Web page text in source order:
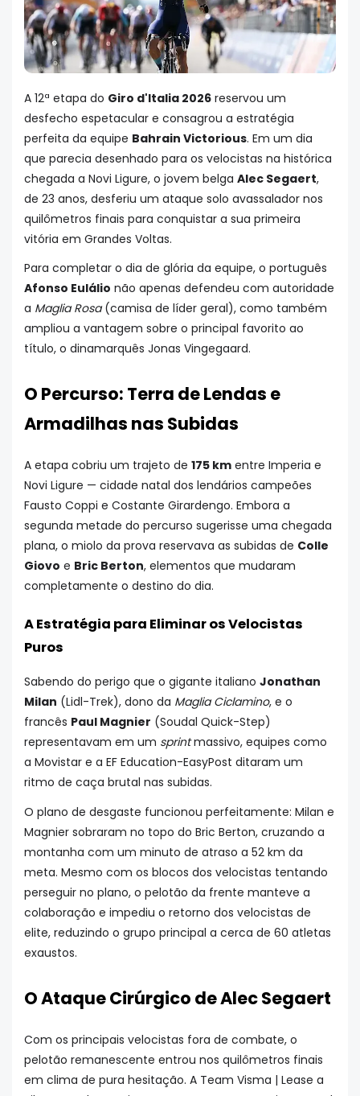
A 12ª etapa do Giro d'Italia 2026 reservou um
desfecho espetacular e consagrou a estratégia
perfeita da equipe Bahrain Victorious. Em um dia
que parecia desenhado para os velocistas na histórica
chegada a Novi Ligure, o jovem belga Alec Segaert,
de 23 anos, desferiu um ataque solo avassalador nos
quilômetros finais para conquistar a sua primeira
vitória em Grandes Voltas.
Para completar o dia de glória da equipe, o português
Afonso Eulálio não apenas defendeu com autoridade
a Maglia Rosa(camisa de líder geral), como também
ampliou a vantagem sobre o principal favorito ao
título, o dinamarquês Jonas Vingegaard.
O Percurso: Terra de Lendas e
Armadilhas nas Subidas
A etapa cobriu um trajeto de 175 km entre Imperia e
Novi Ligure — cidade natal dos lendários campeões
Fausto Coppi e Costante Girardengo. Embora a
segunda metade do percurso sugerisse uma chegada
plana, o miolo da prova reservava as subidas de Colle
Giovo e Bric Berton, elementos que mudaram
completamente o destino do dia.
A Estratégia para Eliminar os Velocistas
Puros
Sabendo do perigo que o gigante italiano Jonathan
Milan (Lidl-Trek), dono da Maglia Ciclamino, e o
francês Paul Magnier (Soudal Quick-Step)
representavam em um sprintmassivo, equipes como
a Movistar e a EF Education-EasyPost ditaram um
ritmo de caça brutal nas subidas.
O plano de desgaste funcionou perfeitamente: Milan e
Magnier sobraram no topo do Bric Berton, cruzando a
montanha com um minuto de atraso a 52 km da
meta. Mesmo com os blocos dos velocistas tentando
perseguir no plano, o pelotão da frente manteve a
colaboração e impediu o retorno dos velocistas de
elite, reduzindo o grupo principal a cerca de 60 atletas
exaustos.
O Ataque Cirúrgico de Alec Segaert
Com os principais velocistas fora de combate, o
pelotão remanescente entrou nos quilômetros finais
em clima de pura hesitação. A Team Visma | Lease a